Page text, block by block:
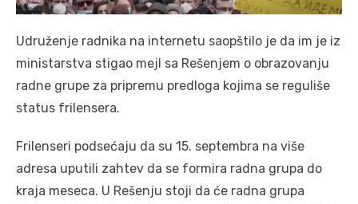
Udruženje radnika na internetu saopštilo je da im je iz
ministarstva stigao mejl sa Rešenjem o obrazovanju
radne grupe za pripremu predloga kojima se reguliše
status frilensera.
Frilenseri podsećaju da su 15. septembra na više
adresa uputili zahtev da se formira radna grupa do
kraja meseca. U Rešenju stoji da će radna grupa